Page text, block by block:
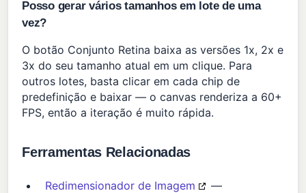
Posso gerar vários tamanhos em lote de uma
vez?
O botão Conjunto Retina baixa as versões 1x, 2x e
3x do seu tamanho atual em um clique. Para
outros lotes, basta clicar em cada chip de
predefinição e baixar — o canvas renderiza a 60+
FPS, então a iteração é muito rápida.
Ferramentas Relacionadas
Redimensionador de Imagem
—